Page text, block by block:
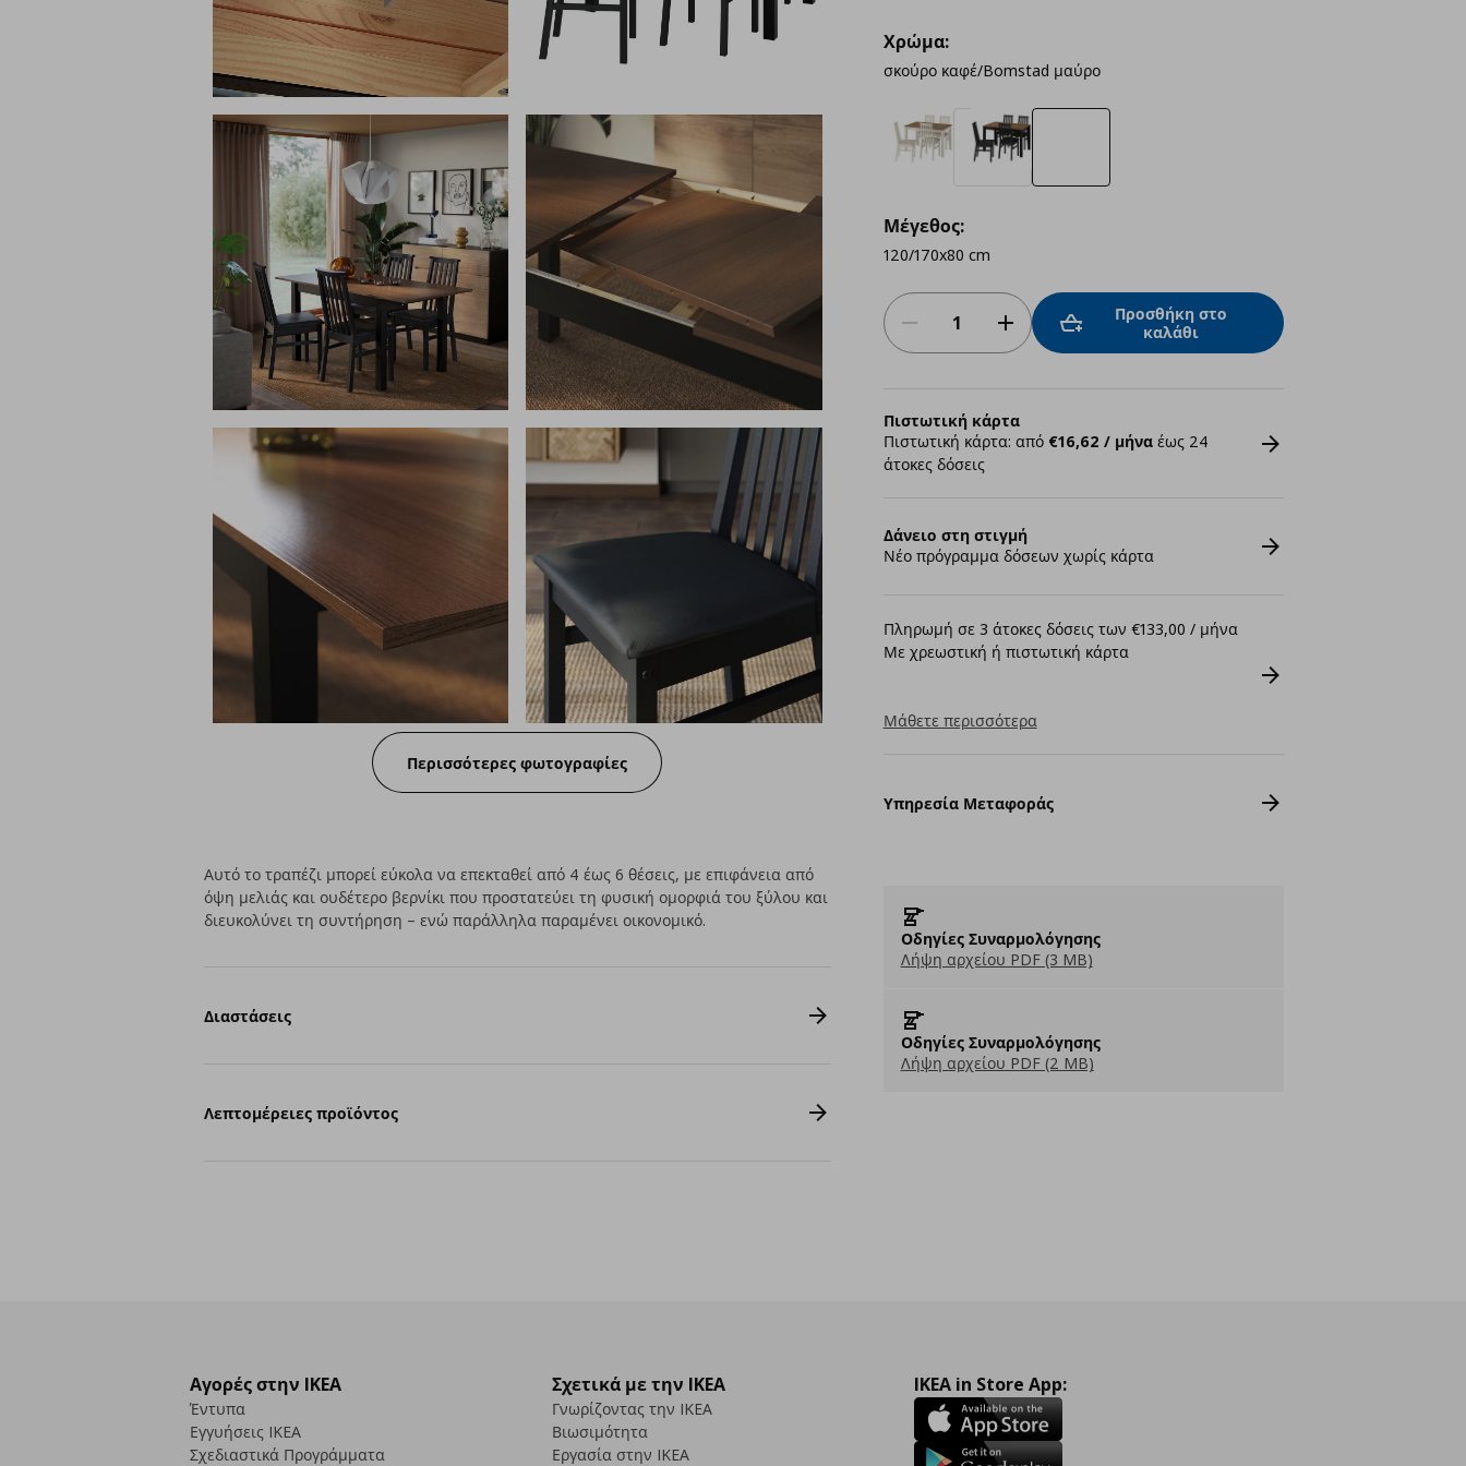
Περισσότερες φωτογραφίες
Χρώμα:
σκούρο καφέ/Bomstad μαύρο
Μέγεθος:
120/170x80 cm
Προσθήκη στο
καλάθι
Πιστωτική κάρτα
Πιστωτική κάρτα: από €16,62 / μήναέως 24
άτοκες δόσεις
Δάνειο στη στιγμή
Νέο πρόγραμμα δόσεων χωρίς κάρτα
Πληρωμή σε 3 άτοκες δόσεις των €133,00 / μήνα
Με χρεωστική ή πιστωτική κάρτα
Μάθετε περισσότερα
Υπηρεσία Μεταφοράς
Οδηγίες Συναρμολόγησης
Λήψη αρχείου PDF (3 MB)
Οδηγίες Συναρμολόγησης
Λήψη αρχείου PDF (2 MB)
Αυτό το τραπέζι μπορεί εύκολα να επεκταθεί από 4 έως 6 θέσεις, με επιφάνεια από
όψη μελιάς και ουδέτερο βερνίκι που προστατεύει τη φυσική ομορφιά του ξύλου και
διευκολύνει τη συντήρηση – ενώ παράλληλα παραμένει οικονομικό.
Διαστάσεις
Λεπτομέρειες προϊόντος
Αγορές στην IKEA
Έντυπα
Εγγυήσεις IKEA
Σχεδιαστικά Προγράμματα
Σχετικά με την IKEA
Γνωρίζοντας την IKEA
Βιωσιμότητα
Εργασία στην IKEA
IKEA in Store App: